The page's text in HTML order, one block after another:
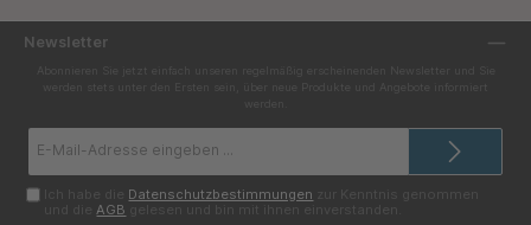
Newsletter
Abonnieren Sie jetzt einfach unseren regelmäßig erscheinenden Newsletter und Sie
werden stets unter den Ersten sein, über neue Produkte und Angebote informiert
werden.
Mail-
Ich habe die Datenschutzbestimmungen
zur Kenntnis genommen
und die AGB gelesen und bin mit ihnen einverstanden.